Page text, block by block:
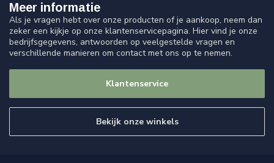
Meer informatie
Als je vragen hebt over onze producten of je aankoop, neem dan
zeker een kijkje op onze klantenservicepagina. Hier vind je onze
bedrijfsgegevens, antwoorden op veelgestelde vragen en
verschillende manieren om contact met ons op te nemen.
Klantenservice
Bekijk onze winkels